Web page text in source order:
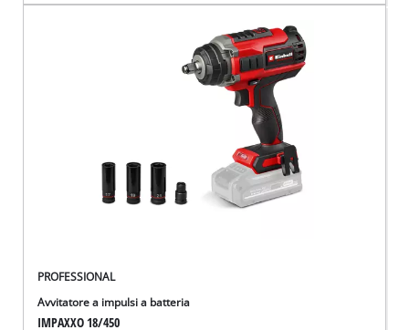
PROFESSIONAL
Avvitatore a impulsi a batteria
IMPAXXO 18/450